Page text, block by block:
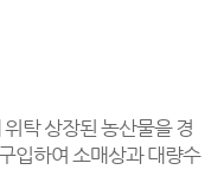
탁 상장된 농산물을 경
입하여 소매상과 대량수